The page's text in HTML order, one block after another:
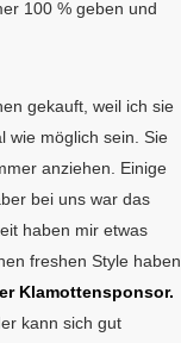
100 % geben und
gekauft, weil ich sie
wie möglich sein. Sie
anziehen. Einige
bei uns war das
haben mir etwas
freshen Style haben.
Klamottensponsor.
kann sich gut